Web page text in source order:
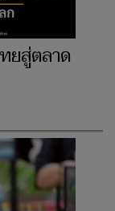
ยสู่ตลาด